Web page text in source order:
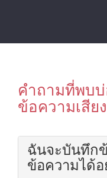
คําถามที่พบ
ข้อความเสียง
ฉันจะบันทึก
ข้อความได้อ